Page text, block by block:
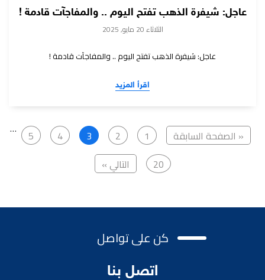
عاجل: شيفرة الذهب تفتح اليوم .. والمفاجآت قادمة !
الثلاثاء 20 مايو, 2025
عاجل: شيفرة الذهب تفتح اليوم .. والمفاجآت قادمة !
اقرأ المزيد
« الصفحة السابقة 1
2
3
4
5
…
20 التالي »
كن على تواصل
اتصل بنا